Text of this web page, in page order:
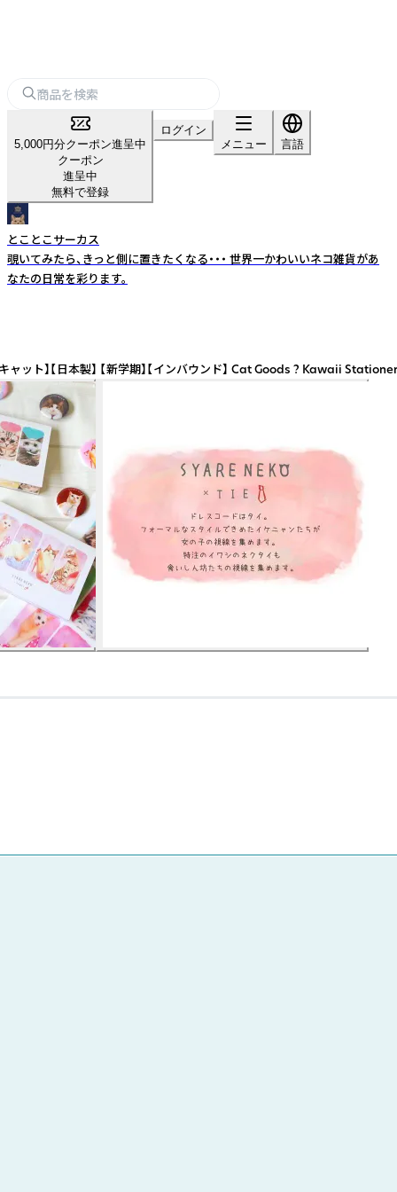
5,000円分クーポン進呈中
クーポン
進呈中
無料で登録
ログイン
メニュー
言語
とことこサーカス
覗いてみたら、きっと側に置きたくなる・・・ 世界一かわいいネコ雑貨があ
なたの日常を彩ります。
キャット】【日本製】 【新学期】【インバウンド】 Cat Goods ? Kawaii